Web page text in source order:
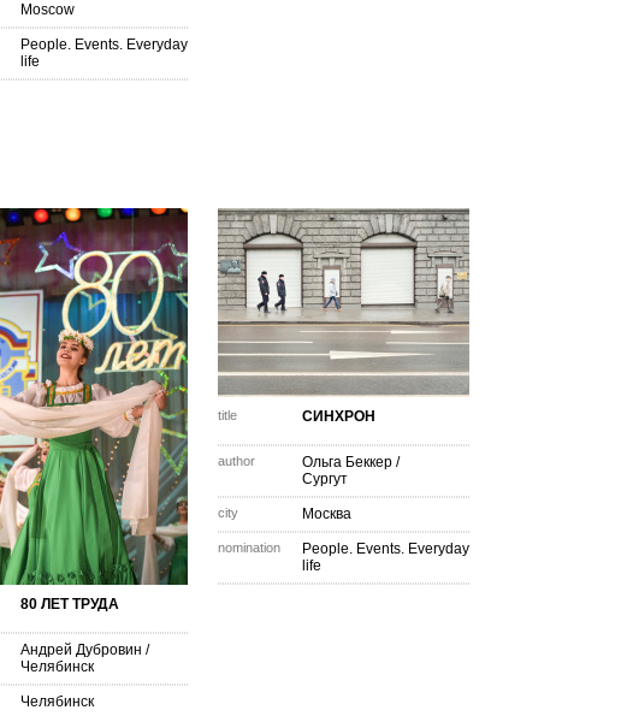
Moscow
People. Events. Everyday
life
80 ЛЕТ ТРУДА
Андрей Дубровин /
Челябинск
Челябинск
title СИНХРОН
author Ольга Беккер /
Сургут
city Москва
nomination
People. Events. Everyday
life